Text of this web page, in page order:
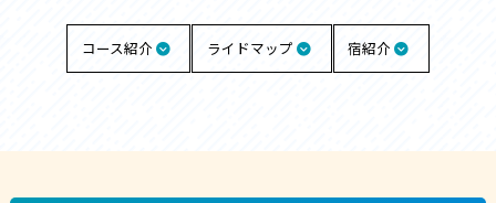
コース紹介 ライドマップ 宿紹介